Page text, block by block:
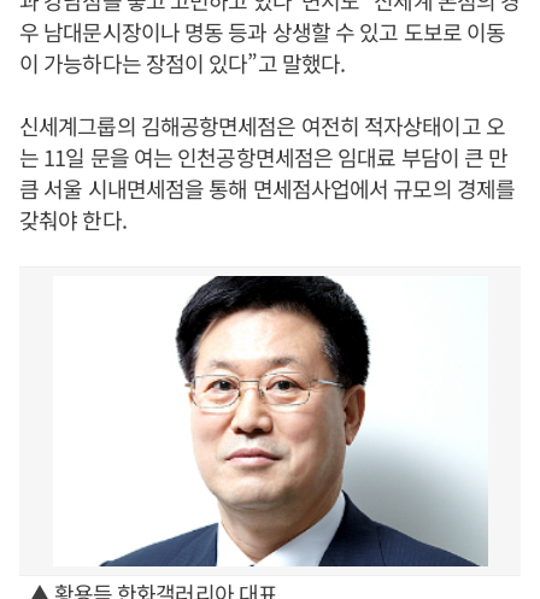
우 남대문시장이나 명동 등과 상생할 수 있고 도보로 이동
이 가능하다는 장점이 있다”고 말했다.
신세계그룹의 김해공항면세점은 여전히 적자상태이고 오
는 11일 문을 여는 인천공항면세점은 임대료 부담이 큰 만
큼 서울 시내면세점을 통해 면세점사업에서 규모의 경제를
갖춰야 한다.